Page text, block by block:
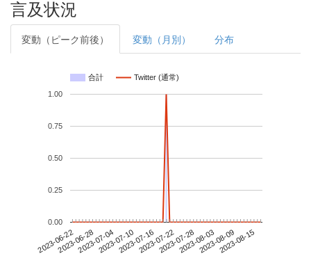
言及状況
変動（ピーク前後） 変動（月別） 分布
合計 Twitter (通常)
2023-06-222023-06-282023-07-042023-07-102023-07-162023-07-222023-07-282023-08-032023-08-092023-08-15
0.00
0.25
0.50
0.75
1.00